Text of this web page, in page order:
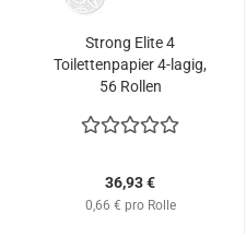
Strong Elite 4
Toilettenpapier 4-lagig,
56 Rollen
36,93 €
0,66 € pro Rolle